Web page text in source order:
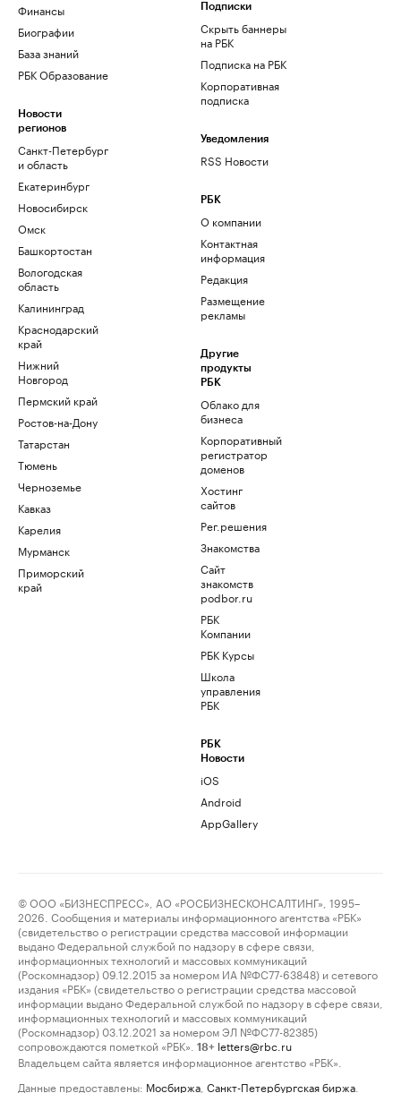
Финансы
Биографии
База знаний
РБК Образование
Новости
регионов
Санкт-Петербург
и область
Екатеринбург
Новосибирск
Омск
Башкортостан
Вологодская
область
Калининград
Краснодарский
край
Нижний
Новгород
Пермский край
Ростов-на-Дону
Татарстан
Тюмень
Черноземье
Кавказ
Карелия
Мурманск
Приморский
край
Подписки
Скрыть баннеры
на РБК
Подписка на РБК
Корпоративная
подписка
Уведомления
RSS Новости
РБК
О компании
Контактная
информация
Редакция
Размещение
рекламы
Другие
продукты
РБК
Облако для
бизнеса
Корпоративный
регистратор
доменов
Хостинг
сайтов
Рег.решения
Знакомства
Сайт
знакомств
podbor.ru
РБК
Компании
РБК Курсы
Школа
управления
РБК
РБК
Новости
iOS
Android
AppGallery
© ООО «БИЗНЕСПРЕСС», АО «РОСБИЗНЕСКОНСАЛТИНГ», 1995–
2026. Сообщения и материалы информационного агентства «РБК»
(свидетельство о регистрации средства массовой информации
выдано Федеральной службой по надзору в сфере связи,
информационных технологий и массовых коммуникаций
(Роскомнадзор) 09.12.2015 за номером ИА №ФС77-63848) и сетевого
издания «РБК» (свидетельство о регистрации средства массовой
информации выдано Федеральной службой по надзору в сфере связи,
информационных технологий и массовых коммуникаций
(Роскомнадзор) 03.12.2021 за номером ЭЛ №ФС77-82385)
сопровождаются пометкой «РБК».
18+ letters@rbc.ru
Владельцем сайта является информационное агентство «РБК».
Данные предоставлены: Мосбиржа Санкт-Петербургская биржа